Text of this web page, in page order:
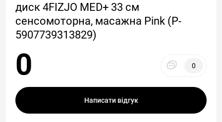
диск 4FIZJO MED+ 33 см
сенсомоторна, масажна Pink (P-
5907739313829)
0 0
Написати відгук